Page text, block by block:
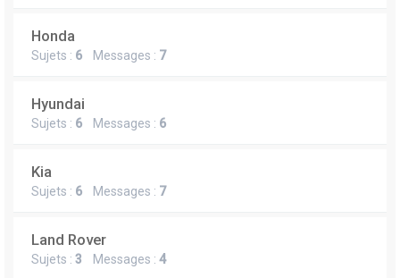
Honda
Sujets : 6 Messages : 7
Hyundai
Sujets : 6 Messages : 6
Kia
Sujets : 6 Messages : 7
Land Rover
Sujets : 3 Messages : 4